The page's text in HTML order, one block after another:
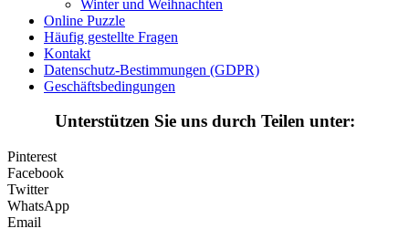
Winter und Weihnachten
Nezaradené
Unkategorisiert
Winter und Weihnachten
Online Puzzle
Häufig gestellte Fragen
Kontakt
Datenschutz-Bestimmungen (GDPR)
Geschäftsbedingungen
Unterstützen Sie uns durch Teilen unter:
Pinterest
Facebook
Twitter
WhatsApp
Email